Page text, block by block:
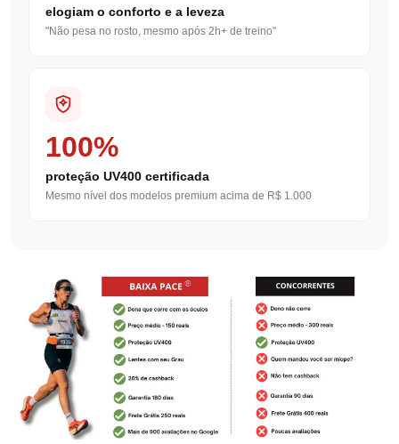
elogiam o conforto e a leveza
"Não pesa no rosto, mesmo após 2h+ de treino"
100%
proteção UV400 certificada
Mesmo nível dos modelos premium acima de R$ 1.000